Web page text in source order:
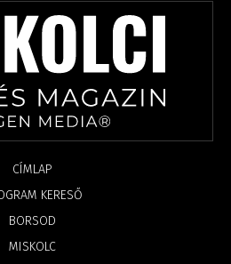
CÍMLAP
KERESŐ
BORSOD
MISKOLC